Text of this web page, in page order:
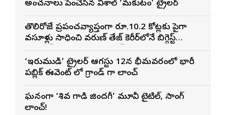
అంచనాలు పెంచేసిన విశాల్ ‘మకుటం’ ట్రైలర్
తొలిరోజే ప్రపంచవ్యాప్తంగా రూ.10.2 కోట్లకు పైగా
వసూళ్లు సాధించి వరుణ్ తేజ్ కెరీర్‌లోనే బిగ్గెస్ట్
‘ఇరుముడి’ ట్రైలర్ ఆగస్టు 12న భీమవరంలో భారీ
పబ్లిక్ ఈవెంట్ లో గ్రాండ్ గా లాంచ్
ఘనంగా ‘శివ గాడి జింద‌గీ’ మూవీ టైటిల్, సాంగ్
లాంచ్!